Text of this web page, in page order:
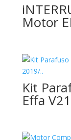
Motor
Kit
Effa